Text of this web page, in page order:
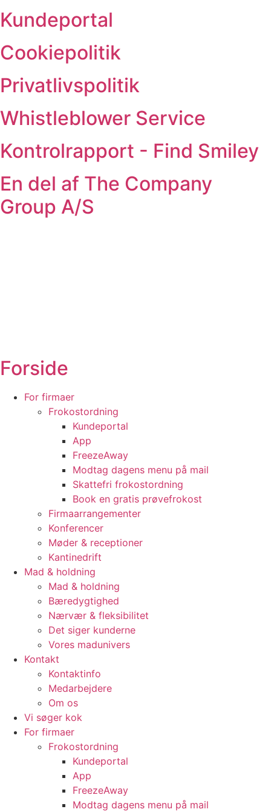
Kundeportal
Cookiepolitik
Privatlivspolitik
Whistleblower Service
Kontrolrapport - Find Smiley
En del af The Company
Group A/S
Forside
For firmaer
Frokostordning
Kundeportal
App
FreezeAway
Modtag dagens menu på mail
Skattefri frokostordning
Book en gratis prøvefrokost
Firmaarrangementer
Konferencer
Møder & receptioner
Kantinedrift
Mad & holdning
Mad & holdning
Bæredygtighed
Nærvær & fleksibilitet
Det siger kunderne
Vores madunivers
Kontakt
Kontaktinfo
Medarbejdere
Om os
Vi søger kok
For firmaer
Frokostordning
Kundeportal
App
FreezeAway
Modtag dagens menu på mail